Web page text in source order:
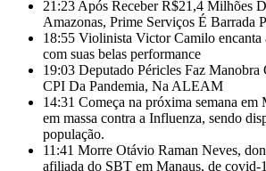
21:23 Após Receber R$21,4 Milhões
Amazonas, Prime Serviços É Barrada
18:55 Violinista Victor Camilo encanta
com suas belas performance
19:03 Deputado Péricles Faz Manobra
CPI Da Pandemia, Na ALEAM
14:31 Começa na próxima semana em
em massa contra a Influenza, sendo
população.
11:41 Morre Otávio Raman Neves,
afiliada do SBT em Manaus, de covid-